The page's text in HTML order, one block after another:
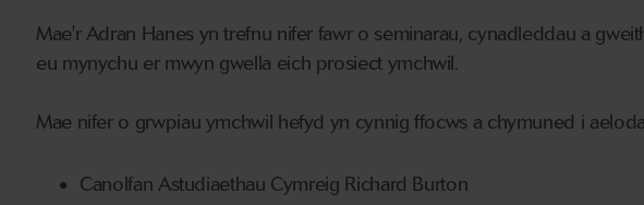
Mae'r Adran Hanes yn trefnu nifer fawr o seminarau, cynadleddau a
eu mynychu er mwyn gwella eich prosiect ymchwil.
Mae nifer o grwpiau ymchwil hefyd yn cynnig ffocws a chymuned i
Canolfan Astudiaethau Cymreig Richard Burton